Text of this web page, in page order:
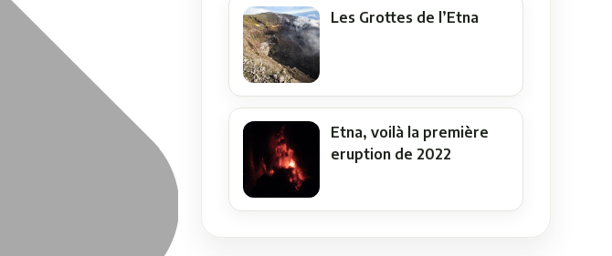
Les Grottes de l’Etna
Etna, voilà la première
eruption de 2022